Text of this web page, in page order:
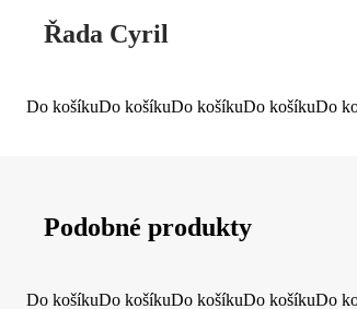
Řada Cyril
Do košíkuDo košíkuDo košíkuDo košíkuDo
Podobné produkty
Do košíkuDo košíkuDo košíkuDo košíkuDo